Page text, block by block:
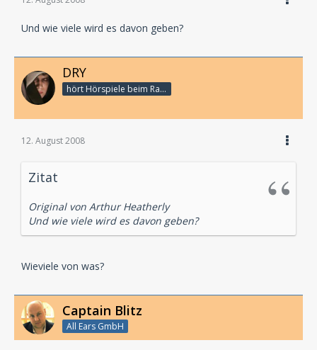
Und wie viele wird es davon geben?
DRY
hört Hörspiele beim Rasenmähen
12. August 2008
Zitat
Original von Arthur Heatherly
Und wie viele wird es davon geben?
Wieviele von was?
Captain Blitz
All Ears GmbH